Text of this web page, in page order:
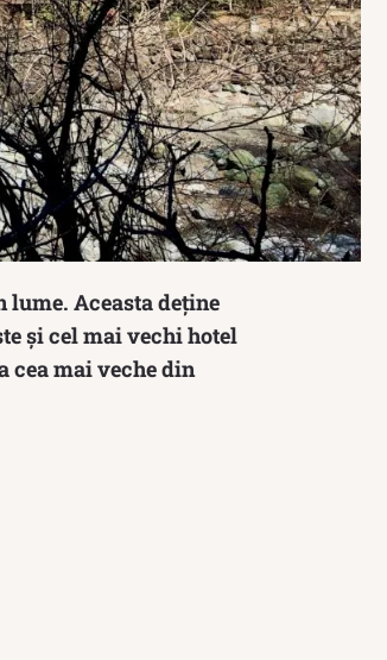
Aceasta deține
și cel mai vechi hotel
cea mai veche din